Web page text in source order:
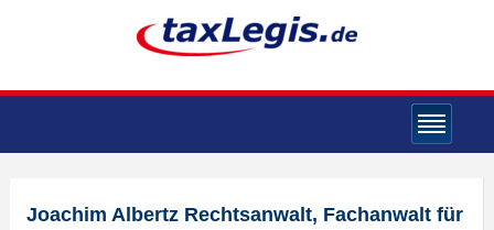
Joachim Albertz Rechtsanwalt, Fachanwalt für